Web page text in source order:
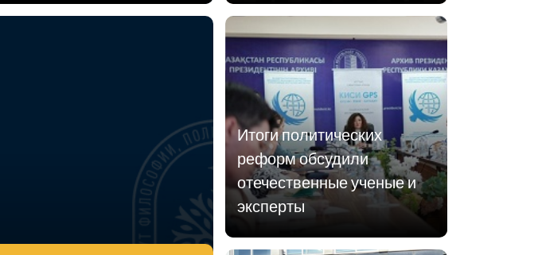
Итоги политических
реформ обсудили
отечественные ученые и
эксперты